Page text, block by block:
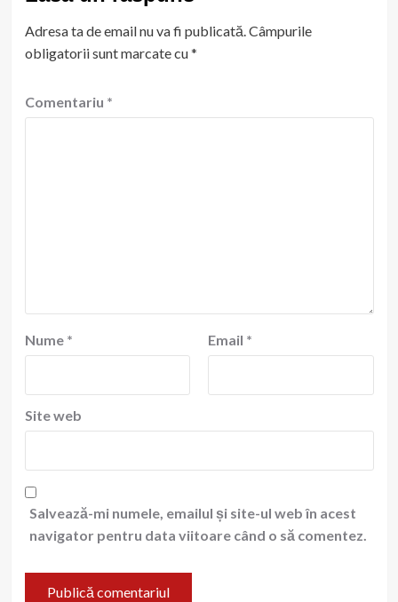
Adresa ta de email nu va fi publicată. Câmpurile
obligatorii sunt marcate cu*
Comentariu *
Nume * Email *
Site web
Salvează-mi numele, emailul și site-ul web în acest
navigator pentru data viitoare când o să comentez.